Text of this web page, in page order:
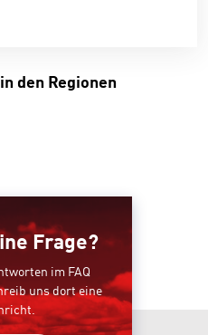
in den Regionen
Frage?
im FAQ
uns dort eine